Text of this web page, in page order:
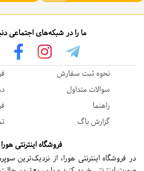
ما را در شبکه‌های اجتماعی
نحوه ثبت سفارش
سوالات متداول
راهنما
گزارش باگ
فروشگاه اینترنتی هورا
در فروشگاه اینترنتی هورا، از نزدیک‌ترین